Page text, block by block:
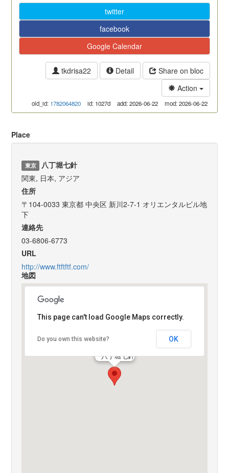
twitter
facebook
Google Calendar
tkdrisa22 Detail
Share on bloc
Action
old_id: 1782064820 id: 1027d add: 2026-06-22 mod: 2026-06-22
Place
東京 八丁堀七針
関東, 日本, アジア
住所
〒104-0033 東京都 中央区 新川2-7-1 オリエンタルビル地
下
連絡先
03-6806-6773
URL
http://www.ftftftf.com/
地図
八丁堀七針
This page can't load Google Maps correctly.
Do you own this website? OK